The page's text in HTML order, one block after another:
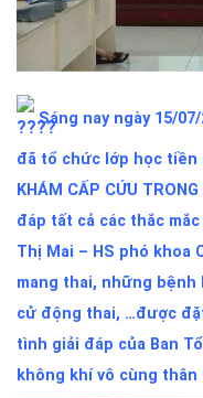
Sáng nay ngày 15/07/
đã tổ chức lớp học tiền
KHÁM CẤP CỨU
đáp tất cả các thắc
Thị Mai – HS phó khoa
mang thai, những
cử động thai, …được
tình giải đáp của Ban
không khí vô cùng